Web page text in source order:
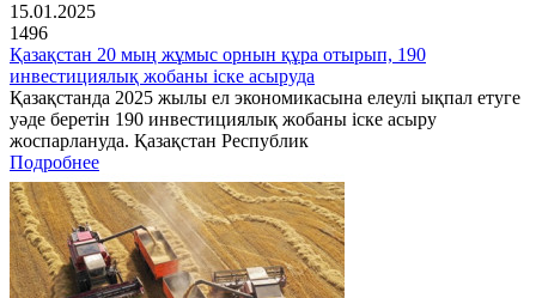
15.01.2025
1496
Қазақстан 20 мың жұмыс орнын құра отырып, 190
инвестициялық жобаны іске асыруда
Қазақстанда 2025 жылы ел экономикасына елеулі ықпал етуге
уәде беретін 190 инвестициялық жобаны іске асыру
жоспарлануда. Қазақстан Республик
Подробнее